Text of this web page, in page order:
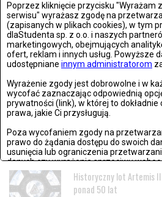
Poprzez kliknięcie przycisku "Wyrażam
serwisu" wyrażasz zgodę na
(zapisanych w plikach cookies), w tym
dlaStudenta sp. z o.o. i naszych
marketingowych, obejmujących
ofert, reklam i innych usług. Powyższe
udostępniane innym administratorom
Wyrażenie zgody jest dobrowolne i w
wycofać zaznaczając odpowiednią
prywatności (link), w której to
prawa, jakie Ci przysługują.
Poza wycofaniem zgody na
prawo do żądania dostępu do swoich
usunięcia lub ograniczenia
danych czy wyrażenia sprzeciwu
Jeżeli nie chcesz wyrazić zgody na
przejdź do
ustawień zaawansowanych
OSTATNIO DODANE
21. rocznica śmierci Jana
Watykanie
Życzenia wielkanocne
teksty na Wielkanoc
czwartek, 02 kwietnia
Historyczny lot Artemis
ponad 50 lat